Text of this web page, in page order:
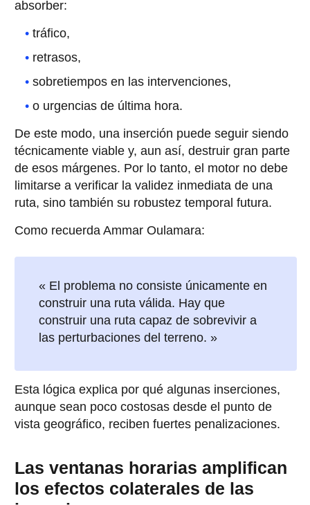
absorber:
tráfico,
retrasos,
sobretiempos en las intervenciones,
o urgencias de última hora.
De este modo, una inserción puede seguir siendo
técnicamente viable y, aun así, destruir gran parte
de esos márgenes. Por lo tanto, el motor no debe
limitarse a verificar la validez inmediata de una
ruta, sino también su robustez temporal futura.
Como recuerda Ammar Oulamara:
« El problema no consiste únicamente en
construir una ruta válida. Hay que
construir una ruta capaz de sobrevivir a
las perturbaciones del terreno. »
Esta lógica explica por qué algunas inserciones,
aunque sean poco costosas desde el punto de
vista geográfico, reciben fuertes penalizaciones.
Las ventanas horarias amplifican
los efectos colaterales de las